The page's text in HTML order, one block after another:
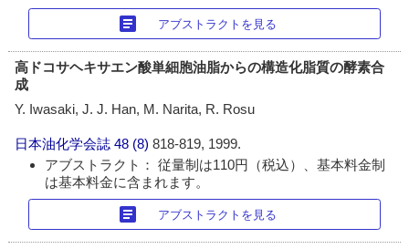
article アブストラクトを見る
高ドコサヘキサエン酸単細胞油脂からの構造化脂質の酵素合
成
Y. Iwasaki, J. J. Han, M. Narita, R. Rosu
日本油化学会誌 48 (8)818-819, 1999.
アブストラクト： 従量制は110円（税込）、基本料金制
は基本料金に含まれます。
article アブストラクトを見る